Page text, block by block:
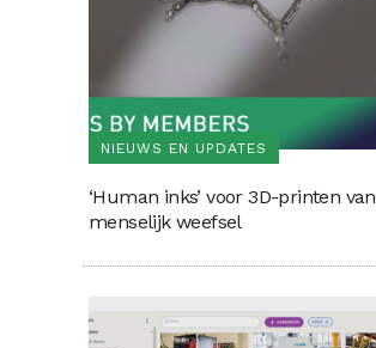
NIEUWS EN UPDATES
‘Human inks’ voor 3D-printen van
menselijk weefsel